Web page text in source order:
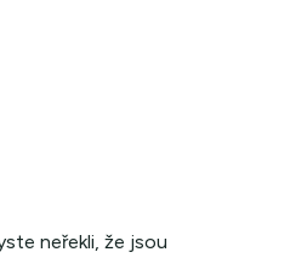
neřekli, že jsou